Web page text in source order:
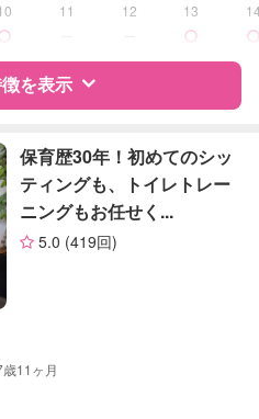
可否は個別に相談
工作レッスン
能
11 12 13
を表示
割引対象(旧内閣府補助対象)
届出済ベビーシッター
ラ教育協議会認定産後ドゥー
保育歴30年！初めてのシッ
ティングも、トイレトレー
ニングもお任せく...
5.0 (419回)
11ヶ月